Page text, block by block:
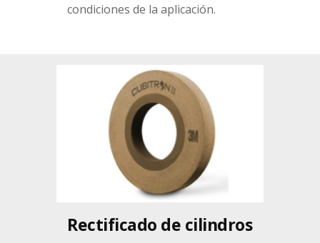
condiciones de la aplicación.
Rectificado de cilindros